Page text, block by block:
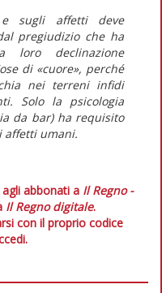
sugli affetti deve
pregiudizio che ha
loro declinazione
di «cuore», perché
nei terreni infidi
Solo la psicologia
da bar) ha requisito
affetti umani.
abbonati a Il Regno -
Il Regno digitale.
con il proprio codice